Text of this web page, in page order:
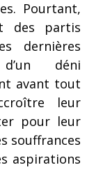
Pourtant,
des partis
dernières
déni
avant tout
leur
pour leur
souffrances
aspirations